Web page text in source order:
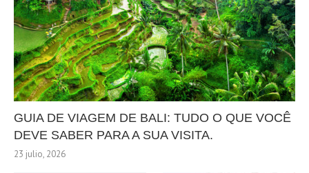
GUIA DE VIAGEM DE BALI: TUDO O QUE VOCÊ
DEVE SABER PARA A SUA VISITA.
23 julio, 2026